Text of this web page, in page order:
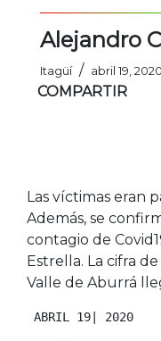
Alejandro
Itagüí / abril 19, 2020
COMPARTIR
Las víctimas eran
Además, se
contagio de
Estrella. La cifra
Valle de Aburrá
ABRIL 19| 2020